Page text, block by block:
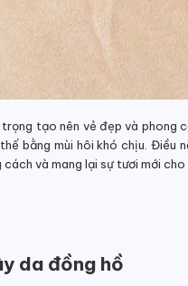
tạo nên vẻ đẹp và phong
bằng mùi hôi khó chịu.
cách và mang lại sự tươi mới
da đồng hồ